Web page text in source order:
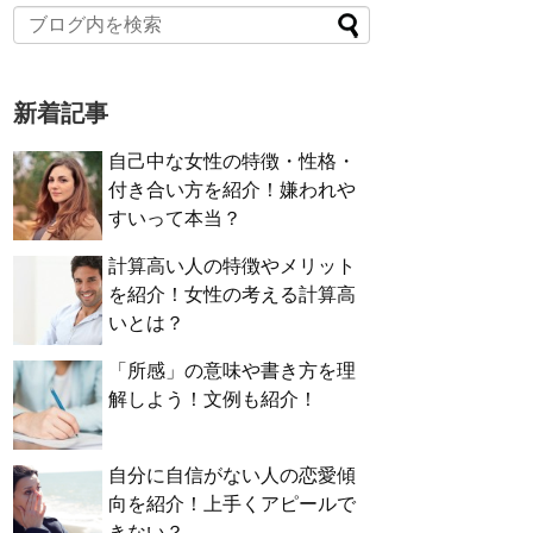
新着記事
自己中な女性の特徴・性格・
付き合い方を紹介！嫌われや
すいって本当？
計算高い人の特徴やメリット
を紹介！女性の考える計算高
いとは？
「所感」の意味や書き方を理
解しよう！文例も紹介！
自分に自信がない人の恋愛傾
向を紹介！上手くアピールで